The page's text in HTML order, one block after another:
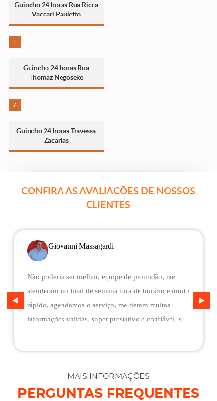
Guincho 24 horas Rua Ricca
Vaccari Pauletto
T
Guincho 24 horas Rua
Thomaz Negoseke
Z
Guincho 24 horas Travessa
Zacarias
CONFIRA AS AVALIACÕES DE NOSSOS
CLIENTES
Giovanni Massagardi
Não poderia ser melhor, equipe de prontidão, me
atenderam no final de semana fora de horário e muito
rápido, agendamos o serviço, me deram muitas
informações validas, super prestativo e confiável, são
desviaram para uma oficina mais próximo, sem
qualquer custo na maior boa vontade.
MAIS INFORMAÇÕES
PERGUNTAS FREQUENTES